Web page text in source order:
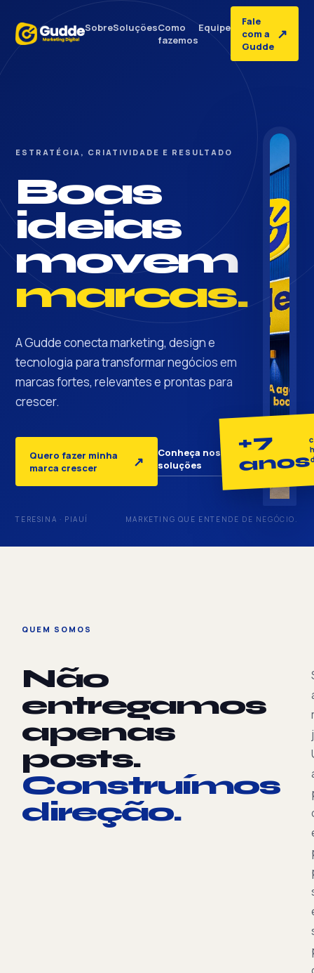
SobreSoluçõesComo
fazemos
Equipe
Fale
com a
Gudde
↗
ESTRATÉGIA, CRIATIVIDADE E RESULTADO
Boas
ideias
movem
marcas.
A Gudde conecta marketing, design e
tecnologia para transformar negócios em
marcas fortes, relevantes e prontas para
crescer.
Quero fazer minha
marca crescer
↗
Conheça nossas
soluções
↓
+7
anos
TERESINA · PIAUÍ MARKETING QUE ENTENDE DE NEGÓCIO.
QUEM SOMOS
Não
entregamos
apenas
posts.
Construímos
direção.